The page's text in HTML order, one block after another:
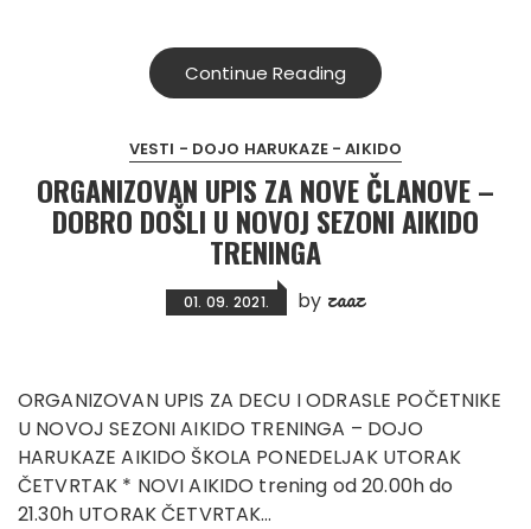
Continue Reading
VESTI - DOJO HARUKAZE - AIKIDO
ORGANIZOVAN UPIS ZA NOVE ČLANOVE –
DOBRO DOŠLI U NOVOJ SEZONI AIKIDO
TRENINGA
01. 09. 2021. by zaaz
ORGANIZOVAN UPIS ZA DECU I ODRASLE POČETNIKE
U NOVOJ SEZONI AIKIDO TRENINGA – DOJO
HARUKAZE AIKIDO ŠKOLA PONEDELJAK UTORAK
ČETVRTAK * NOVI AIKIDO trening od 20.00h do
21.30h UTORAK ČETVRTAK…